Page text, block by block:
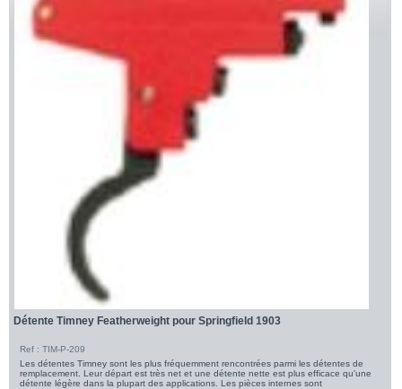
Détente Timney Featherweight pour Springfield 1903
Ref : TIM-P-209
Les détentes Timney sont les plus fréquemment rencontrées parmi les détentes de
remplacement. Leur départ est très net et une détente nette est plus efficace qu'une
détente légère dans la plupart des applications. Les pièces internes sont